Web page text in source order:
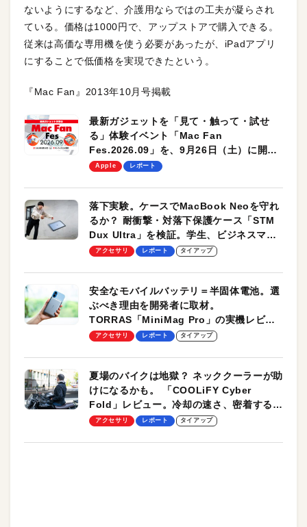
ないようにするなど、介護用ならではの工夫が凝らされ
ている。価格は1000円で、アップストアで購入できる。
従来は高価な専用機を使う必要があったが、iPadアプリ
にすることで低価格を実現できたという。
『Mac Fan』2013年10月号掲載
最新ガジェットを「見て・触って・試せ
る」体験イベント「Mac Fan
Fes.2026.09」を、9月26日（土）に開催
します！
Apple レポート
落下実験。ケースでMacBook Neoを守れ
るか？ 耐衝撃・対落下保護ケース「STM
Dux Ultra」を検証。学生、ビジネスマン
のモバイルユースに最適！
アクセサリ レポート タイアップ
安全なモバイルバッテリ＝半固体電池。選
ぶべき理由を開発者に取材。
TORRAS「MiniMag Pro」の実機レビュ
ーも
アクセサリ レポート タイアップ
夏場のバイクは地獄？ ネッククーラーが助
けになるかも。 「COOLiFY Cyber
Fold」レビュー。冷却の速さ、密着する冷
却プレート、シンプルな操作性がグッド！
アクセサリ レポート タイアップ